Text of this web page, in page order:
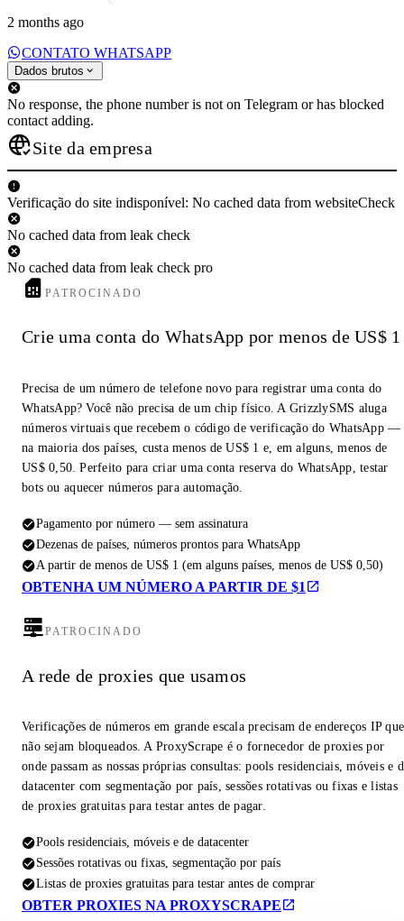
2 months ago
CONTATO WHATSAPP
Dados brutos
No response, the phone number is not on Telegram or has blocked
contact adding.
Site da empresa
Verificação do site indisponível: No cached data from websiteCheck
No cached data from leak check
No cached data from leak check pro
PATROCINADO
Crie uma conta do WhatsApp por menos de US$ 1
Precisa de um número de telefone novo para registrar uma conta do
WhatsApp? Você não precisa de um chip físico. A GrizzlySMS aluga
números virtuais que recebem o código de verificação do WhatsApp —
na maioria dos países, custa menos de US$ 1 e, em alguns, menos de
US$ 0,50. Perfeito para criar uma conta reserva do WhatsApp, testar
bots ou aquecer números para automação.
Pagamento por número — sem assinatura
Dezenas de países, números prontos para WhatsApp
A partir de menos de US$ 1 (em alguns países, menos de US$ 0,50)
OBTENHA UM NÚMERO A PARTIR DE $1
PATROCINADO
A rede de proxies que usamos
Verificações de números em grande escala precisam de endereços IP que
não sejam bloqueados. A ProxyScrape é o fornecedor de proxies por
onde passam as nossas próprias consultas: pools residenciais, móveis e
datacenter com segmentação por país, sessões rotativas ou fixas e listas
de proxies gratuitas para testar antes de pagar.
Pools residenciais, móveis e de datacenter
Sessões rotativas ou fixas, segmentação por país
Listas de proxies gratuitas para testar antes de comprar
OBTER PROXIES NA PROXYSCRAPE